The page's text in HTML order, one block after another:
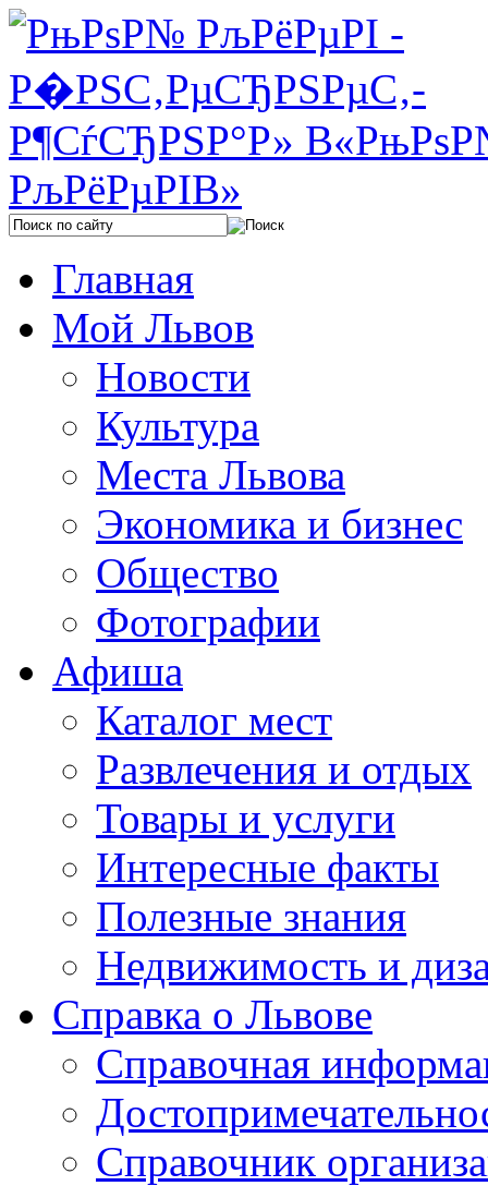
Главная
Мой Львов
Новости
Культура
Места Львова
Экономика и бизнес
Общество
Фотографии
Афиша
Каталог мест
Развлечения и отдых
Товары и услуги
Интересные факты
Полезные знания
Недвижимость и
Справка о Львове
Справочная
Справочник